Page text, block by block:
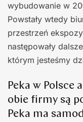
wybudowanie w
Powstały wtedy
przestrzeń
następowały
którym jesteśmy
Peka w Polsce
obie firmy są
Peka ma